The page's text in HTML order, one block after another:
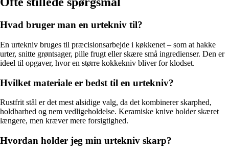
Hvad bruger man en urtekniv til?
En urtekniv bruges til præcisionsarbejde i køkkenet – som at hakke
urter, snitte grøntsager, pille frugt eller skære små ingredienser. Den er
ideel til opgaver, hvor en større kokkekniv bliver for klodset.
Hvilket materiale er bedst til en urtekniv?
Rustfrit stål er det mest alsidige valg, da det kombinerer skarphed,
holdbarhed og nem vedligeholdelse. Keramiske knive holder skæret
længere, men kræver mere forsigtighed.
Hvordan holder jeg min urtekniv skarp?